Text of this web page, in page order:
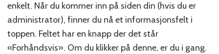
enkelt. Når du kommer inn på siden din (hvis du er
administrator), finner du nå et informasjonsfelt i
toppen. Feltet har en knapp der det står
«Forhåndsvis». Om du klikker på denne, er du i gang.